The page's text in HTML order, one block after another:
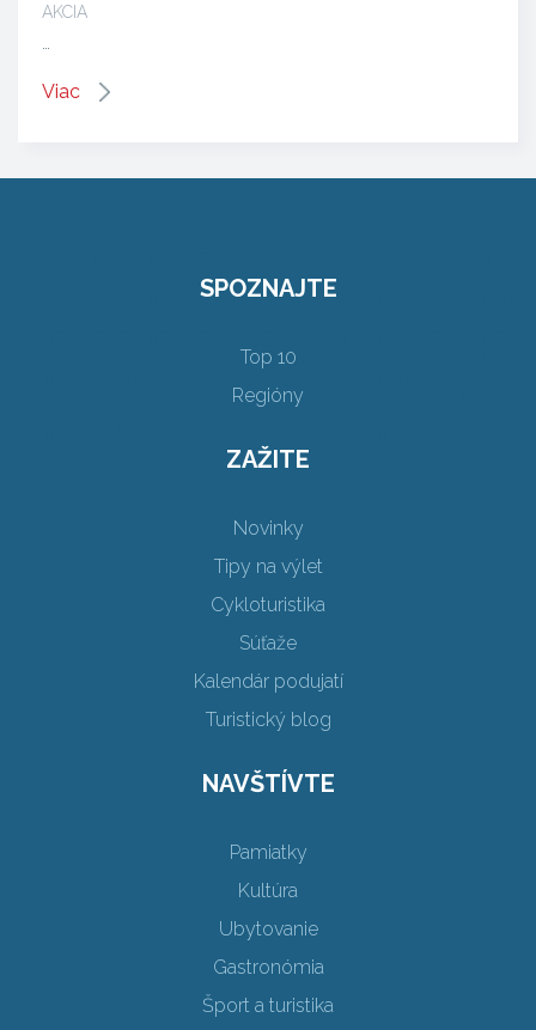
AKCIA
Viac
SPOZNAJTE
Top 10
Regióny
ZAŽITE
Novinky
Tipy na výlet
Cykloturistika
Súťaže
Kalendár podujatí
Turistický blog
NAVŠTÍVTE
Pamiatky
Kultúra
Ubytovanie
Gastronómia
Šport a turistika